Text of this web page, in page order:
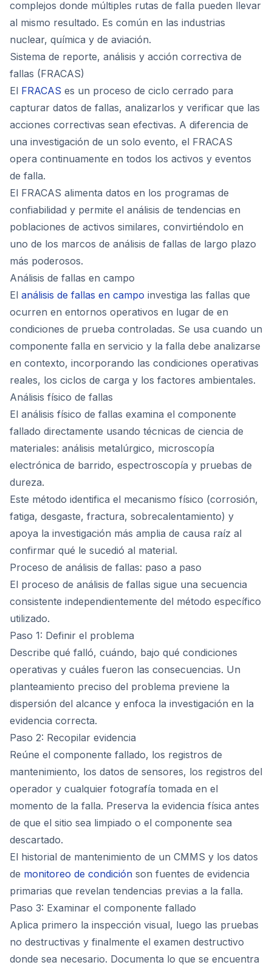
complejos donde múltiples rutas de falla pueden llevar
al mismo resultado. Es común en las industrias
nuclear, química y de aviación.
Sistema de reporte, análisis y acción correctiva de
fallas (FRACAS)
El FRACAS es un proceso de ciclo cerrado para
capturar datos de fallas, analizarlos y verificar que las
acciones correctivas sean efectivas. A diferencia de
una investigación de un solo evento, el FRACAS
opera continuamente en todos los activos y eventos
de falla.
El FRACAS alimenta datos en los programas de
confiabilidad y permite el análisis de tendencias en
poblaciones de activos similares, convirtiéndolo en
uno de los marcos de análisis de fallas de largo plazo
más poderosos.
Análisis de fallas en campo
El análisis de fallas en campo investiga las fallas que
ocurren en entornos operativos en lugar de en
condiciones de prueba controladas. Se usa cuando un
componente falla en servicio y la falla debe analizarse
en contexto, incorporando las condiciones operativas
reales, los ciclos de carga y los factores ambientales.
Análisis físico de fallas
El análisis físico de fallas examina el componente
fallado directamente usando técnicas de ciencia de
materiales: análisis metalúrgico, microscopía
electrónica de barrido, espectroscopía y pruebas de
dureza.
Este método identifica el mecanismo físico (corrosión,
fatiga, desgaste, fractura, sobrecalentamiento) y
apoya la investigación más amplia de causa raíz al
confirmar qué le sucedió al material.
Proceso de análisis de fallas: paso a paso
El proceso de análisis de fallas sigue una secuencia
consistente independientemente del método específico
utilizado.
Paso 1: Definir el problema
Describe qué falló, cuándo, bajo qué condiciones
operativas y cuáles fueron las consecuencias. Un
planteamiento preciso del problema previene la
dispersión del alcance y enfoca la investigación en la
evidencia correcta.
Paso 2: Recopilar evidencia
Reúne el componente fallado, los registros de
mantenimiento, los datos de sensores, los registros del
operador y cualquier fotografía tomada en el
momento de la falla. Preserva la evidencia física antes
de que el sitio sea limpiado o el componente sea
descartado.
El historial de mantenimiento de un CMMS y los datos
de monitoreo de condición son fuentes de evidencia
primarias que revelan tendencias previas a la falla.
Paso 3: Examinar el componente fallado
Aplica primero la inspección visual, luego las pruebas
no destructivas y finalmente el examen destructivo
donde sea necesario. Documenta lo que se encuentra